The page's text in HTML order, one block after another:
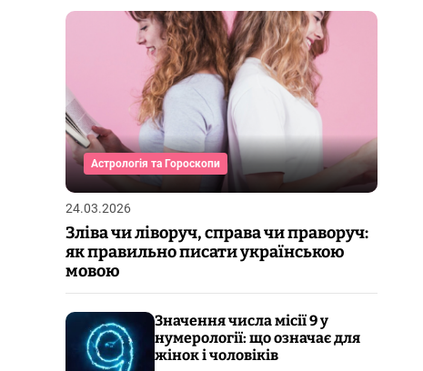
Астрологія та Гороскопи
24.03.2026
Зліва чи ліворуч, справа чи праворуч:
як правильно писати українською
мовою
Значення числа місії 9 у
нумерології: що означає для
жінок і чоловіків